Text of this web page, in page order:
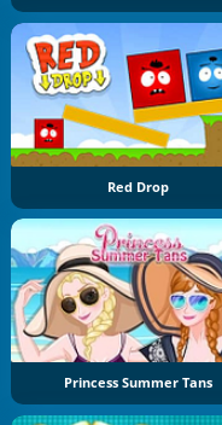
Red Drop
Princess Summer Tans